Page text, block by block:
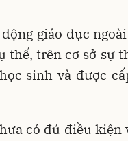
giáo dục
thể, trên cơ sở sự
sinh và được
có đủ điều kiện